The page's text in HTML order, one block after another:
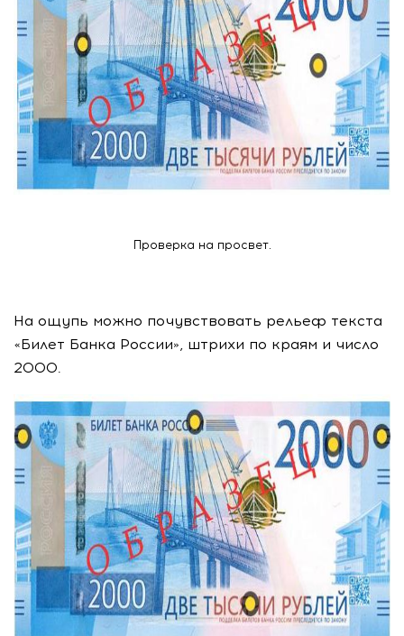
Проверка на просвет.
На ощупь можно почувствовать рельеф текста
«Билет Банка России», штрихи по краям и число
2000.